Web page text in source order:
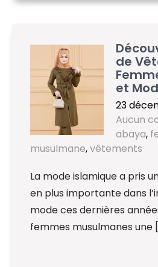
de
et
23
Aucun
abaya,
musulmane,vêtements
La mode islamique a pris
en plus importante dans
mode ces dernières
femmes musulmanes une